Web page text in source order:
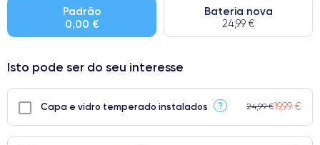
● Bateria: Adequada para uso intensivo.
● Apenas 5% dos nossos telefones atingem a classificação
Padrão
0,00 €
Bateria nova
24,99 €
Isto pode ser do seu interesse
Capa e vidro temperado instalados ? 24,99 €19,99 €